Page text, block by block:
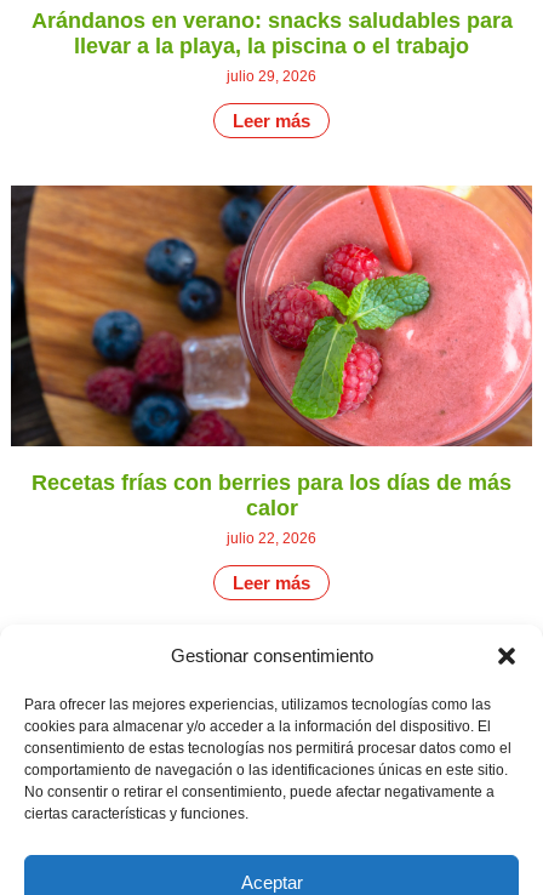
Gestionar consentimiento
Para ofrecer las mejores experiencias, utilizamos tecnologías como las
cookies para almacenar y/o acceder a la información del dispositivo. El
consentimiento de estas tecnologías nos permitirá procesar datos como el
comportamiento de navegación o las identificaciones únicas en este sitio.
No consentir o retirar el consentimiento, puede afectar negativamente a
ciertas características y funciones.
Aceptar
Arándanos en verano: snacks saludables para
llevar a la playa, la piscina o el trabajo
julio 29, 2026
Leer más
Recetas frías con berries para los días de más
calor
julio 22, 2026
Leer más
Productores
de
fresas,
frambuesas,
arándanos
y
desde
Camino de
Montemayor s/n
21800 Moguer.
Huelva ESPAÑA.
info@cunadeplatero.com
25
Aviso legal
Política de
privacidad
Canal de denuncias